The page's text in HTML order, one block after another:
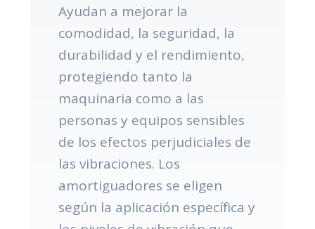
Ayudan a mejorar la
comodidad, la seguridad, la
durabilidad y el rendimiento,
protegiendo tanto la
maquinaria como a las
personas y equipos sensibles
de los efectos perjudiciales de
las vibraciones. Los
amortiguadores se eligen
según la aplicación específica y